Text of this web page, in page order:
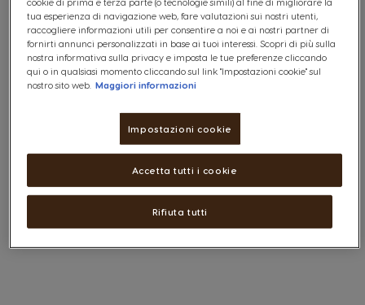
La macchina
Le capsule
La preparazione delle bevande
Gli ordini sull'Online Shop
I codici promozionali
La gestione del tuo profilo
tua esperienza di navigazione web, fare valutazioni sui nostri utenti,
raccogliere informazioni utili per consentire a noi e ai nostri partner di
fornirti annunci personalizzati in base ai tuoi interessi. Scopri di più sulla
nostra informativa sulla privacy e imposta le tue preferenze cliccando
qui o in qualsiasi momento cliccando sul link "Impostazioni cookie" sul
nostro sito web. Maggiori informazioni
Impostazioni cookie
Rifiuta tutti
Accetta tutti i cookie